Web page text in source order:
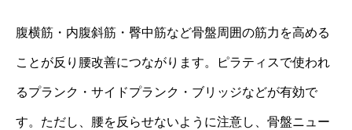
腹横筋・内腹斜筋・臀中筋など骨盤周囲の筋力を高める
ことが反り腰改善につながります。ピラティスで使われ
るプランク・サイドプランク・ブリッジなどが有効で
す。ただし、腰を反らせないように注意し、骨盤ニュー